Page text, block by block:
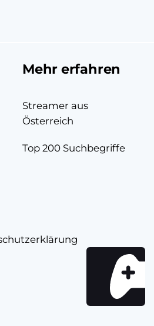
Mehr erfahren
Streamer aus
Österreich
Top 200 Suchbegriffe